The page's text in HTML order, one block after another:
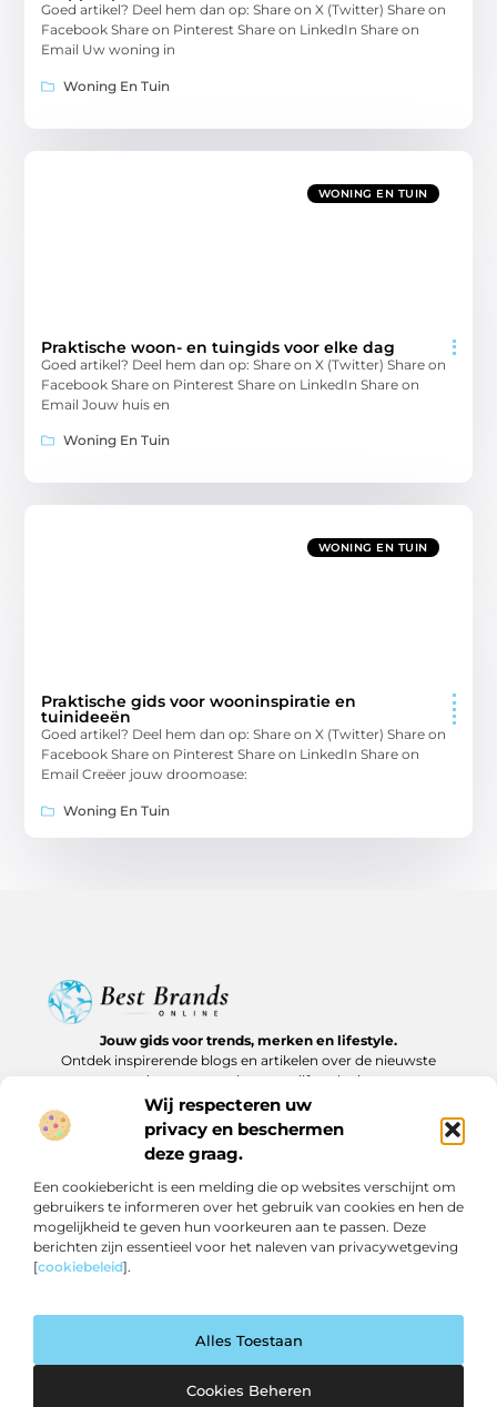
Wij respecteren uw
privacy en beschermen
deze graag.
Een cookiebericht is een melding die op websites verschijnt om
gebruikers te informeren over het gebruik van cookies en hen de
mogelijkheid te geven hun voorkeuren aan te passen. Deze
berichten zijn essentieel voor het naleven van privacywetgeving
[cookiebeleid].
Alles Toestaan
Cookies Beheren
Goed artikel? Deel hem dan op: Share on X (Twitter) Share on
Facebook Share on Pinterest Share on LinkedIn Share on
Email Uw woning in
Woning En Tuin
WONING EN TUIN
Praktische woon- en tuingids voor elke dag
Goed artikel? Deel hem dan op: Share on X (Twitter) Share on
Facebook Share on Pinterest Share on LinkedIn Share on
Email Jouw huis en
Woning En Tuin
WONING EN TUIN
Praktische gids voor wooninspiratie en
tuinideeën
Goed artikel? Deel hem dan op: Share on X (Twitter) Share on
Facebook Share on Pinterest Share on LinkedIn Share on
Email Creëer jouw droomoase:
Woning En Tuin
Jouw gids voor trends, merken en lifestyle.
Ontdek inspirerende blogs en artikelen over de nieuwste
producten, must-haves en lifestyle tips.
Bericht categorie
Onze informatie
Cookiebeleid (EU)